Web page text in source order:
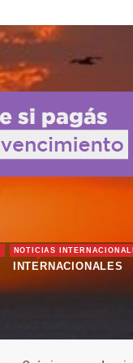
INTERNACIONALES
NOTICIAS